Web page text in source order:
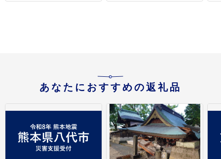
あなたにおすすめの返礼品